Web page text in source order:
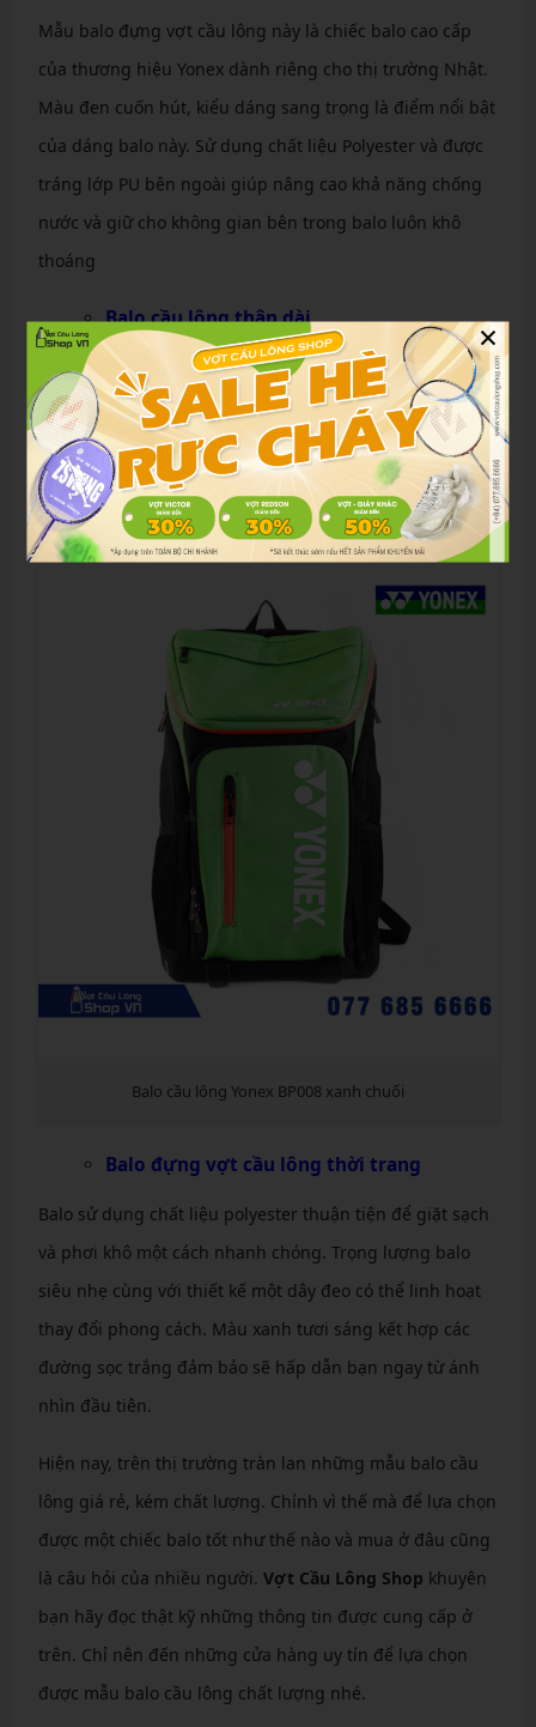
Mẫu balo đựng vợt cầu lông này là chiếc balo cao cấp
của thương hiệu Yonex dành riêng cho thị trường Nhật.
Màu đen cuốn hút, kiểu dáng sang trọng là điểm nổi bật
của dáng balo này. Sử dụng chất liệu Polyester và được
tráng lớp PU bên ngoài giúp nâng cao khả năng chống
nước và giữ cho không gian bên trong balo luôn khô
thoáng
Balo cầu lông thân dài
Một mẫu balo có màu thời trang phù hợp cho cả nam và
nữ. Thiết kế đặc biệt có thể bao trùm kín vợt cầu lông
nên được rất nhiều người yêu thích. Khoang chứa đồ với
diện tích lớn có thể đựng vừa 3-4 vợt cầu lông, hộp đựng
cầu và nhiều vật dụng khác.
Balo cầu lông Yonex BP008 xanh chuối
Balo đựng vợt cầu lông thời trang
Balo sử dụng chất liệu polyester thuận tiện để giặt sạch
và phơi khô một cách nhanh chóng. Trọng lượng balo
siêu nhẹ cùng với thiết kế một dây đeo có thể linh hoạt
thay đổi phong cách. Màu xanh tươi sáng kết hợp các
đường sọc trắng đảm bảo sẽ hấp dẫn bạn ngay từ ánh
nhìn đầu tiên.
Hiện nay, trên thị trường tràn lan những mẫu balo cầu
lông giá rẻ, kém chất lượng. Chính vì thế mà để lựa chọn
được một chiếc balo tốt như thế nào và mua ở đâu cũng
là câu hỏi của nhiều người. Vợt Cầu Lông Shop khuyên
bạn hãy đọc thật kỹ những thông tin được cung cấp ở
trên. Chỉ nên đến những cửa hàng uy tín để lựa chọn
được mẫu balo cầu lông chất lượng nhé.
×